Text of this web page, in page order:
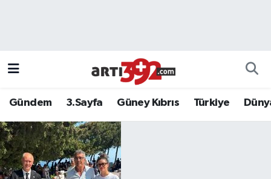
Gündem 3.Sayfa Güney Kıbrıs Türkiye